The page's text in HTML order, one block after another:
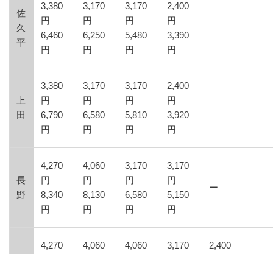
佐
久
平
3,380
円
6,460
円
3,170
円
6,250
円
3,170
円
5,480
円
2,400
円
3,390
円
上
田
3,380
円
6,790
円
3,170
円
6,580
円
3,170
円
5,810
円
2,400
円
3,920
円
長
野
4,270
円
8,340
円
4,060
円
8,130
円
3,170
円
6,580
円
3,170
円
5,150
円
ー
4,270
4,060
4,060
3,170
2,400